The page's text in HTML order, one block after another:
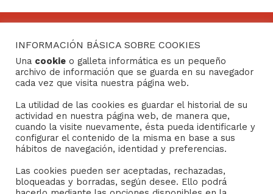
CONTACTO
Consejo General de Hermandades y Cofradías de la
ciudad de Sevilla
C/ San Gregorio 26. 41004- Sevilla
(+34) 954 21 59 27
boletin@hermandades-de-sevilla.org
INFORMACIÓN BÁSICA SOBRE COOKIES
Una cookie o galleta informática es un pequeño
archivo de información que se guarda en su navegador
cada vez que visita nuestra página web.
La utilidad de las cookies es guardar el historial de su
actividad en nuestra página web, de manera que,
cuando la visite nuevamente, ésta pueda identificarle y
configurar el contenido de la misma en base a sus
hábitos de navegación, identidad y preferencias.
Las cookies pueden ser aceptadas, rechazadas,
bloqueadas y borradas, según desee. Ello podrá